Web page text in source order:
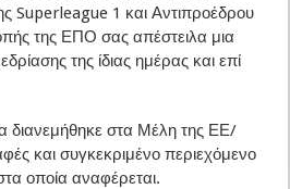
Superleague 1 και Αντιπροέδρου
της ΕΠΟ σας απέστειλα μια
της ίδιας ημέρας και επί
διανεμήθηκε στα Μέλη της ΕΕ/
και συγκεκριμένο περιεχόμενο
οποία αναφέρεται.